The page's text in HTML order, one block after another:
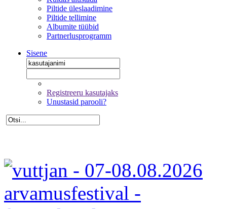
Piltide üleslaadimine
Piltide tellimine
Albumite tüübid
Partnerlusprogramm
Sisene
Registreeru kasutajaks
Unustasid parooli?